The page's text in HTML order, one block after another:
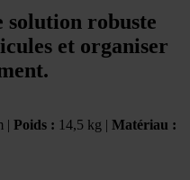
solution robuste
et organiser
| Poids : 14,5 kg | Matériau :